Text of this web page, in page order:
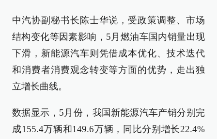
中汽协副秘书长陈士华说，受政策调整、市场
结构变化等因素影响，5月燃油车国内销量出现
下滑，新能源汽车则凭借成本优化、技术迭代
和消费者消费观念转变等方面的优势，走出独
立增长曲线。
数据显示，5月份，我国新能源汽车产销分别完
成155.4万辆和149.6万辆，同比分别增长22.4%